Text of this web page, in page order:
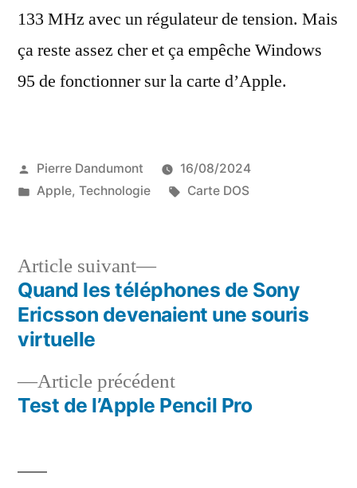
133 MHz avec un régulateur de tension. Mais
ça reste assez cher et ça empêche Windows
95 de fonctionner sur la carte d’Apple.
Publié
par
Pierre Dandumont
16/08/2024
Publié
Apple, Technologie Étiquettes :
Carte DOS
Navigation
de
l’article
Article précédentArticle
précédent :
Test de l’Apple Pencil Pro
Article suivant
Article
suivant :
Quand les téléphones de Sony
Ericsson devenaient une souris
virtuelle